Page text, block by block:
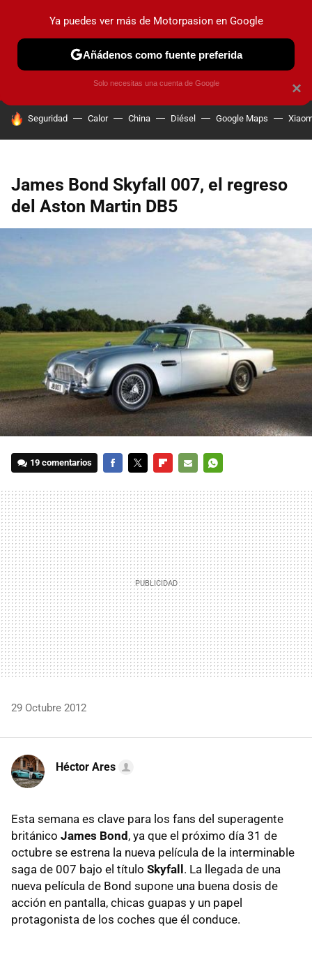
PRUEBAS COCHES ELÉCTRICOS OBSERVATORIO
HOY SE HABLA DE
Seguridad Calor China Diésel Google Maps
James Bond Skyfall 007, el regreso
del Aston Martin DB5
19 comentarios
MAIL
29 Octubre 2012
Héctor Ares
Esta semana es clave para los fans del superagente
británico James Bond, ya que el próximo día 31 de
octubre se estrena la nueva película de la interminable
saga de 007 bajo el título Skyfall. La llegada de una
nueva película de Bond supone una buena dosis de
acción en pantalla, chicas guapas y un papel
protagonista de los coches que él conduce.
×
Ya puedes ver más de Motorpasion en Google
Añádenos como fuente preferida
Solo necesitas una cuenta de Google